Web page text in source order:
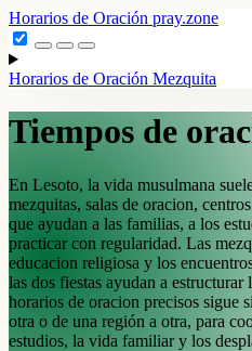
Horarios de Oración pray.zone
Horarios de Oración Mezquita
Tiempos de
En Lesoto, la vida musulmana
mezquitas, salas de oracion,
que ayudan a las familias, a los
practicar con regularidad. Las
educacion religiosa y los
las dos fiestas ayudan a
horarios de oracion precisos sigue
otra o de una región a otra, para
estudios, la vida familiar y los